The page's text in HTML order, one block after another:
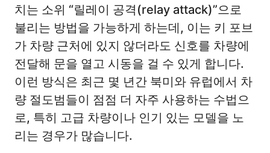
치는 소위 “릴레이 공격(relay attack)”으로
불리는 방법을 가능하게 하는데, 이는 키 포브
가 차량 근처에 있지 않더라도 신호를 차량에
전달해 문을 열고 시동을 걸 수 있게 합니다.
이런 방식은 최근 몇 년간 북미와 유럽에서 차
량 절도범들이 점점 더 자주 사용하는 수법으
로, 특히 고급 차량이나 인기 있는 모델을 노
리는 경우가 많습니다.